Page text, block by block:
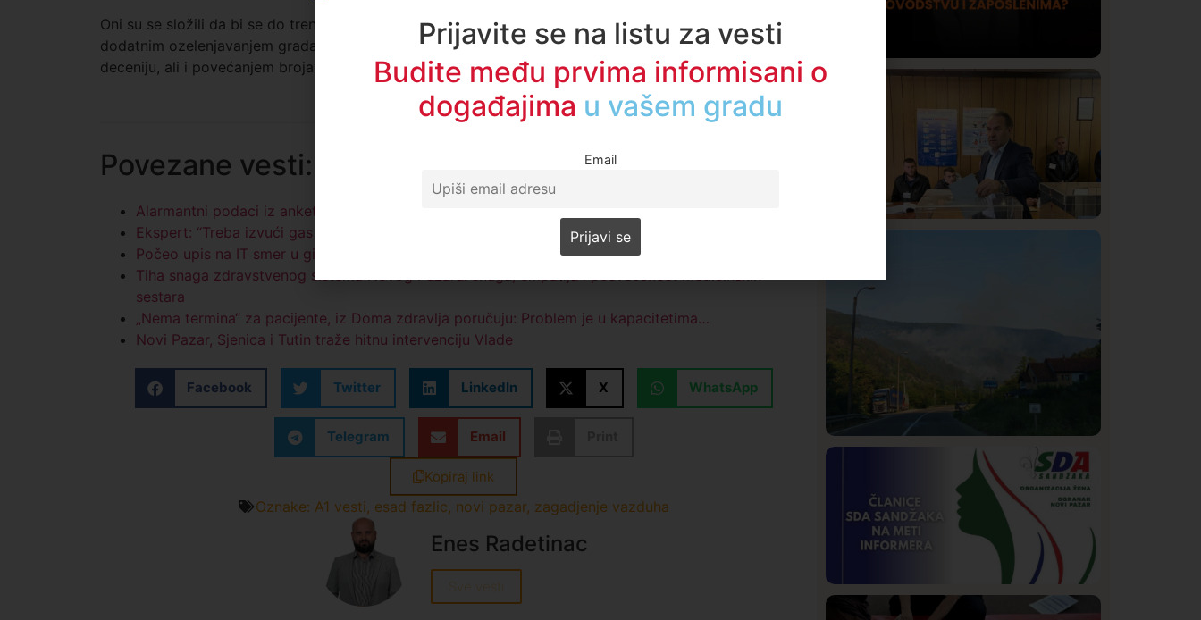
Oni su se složili da bi se do trenutka priključenja Novog Pazara na gasovod stanje moglo poboljšati
dodatnim ozelenjavanjem grada, izgradnjom toplane na biomasu, obilaznicom koja se gradi već
deceniju, ali i povećanjem broja linija i polazaka gradskih autobusa.
Povezane vesti:
Alarmantni podaci iz ankete A1 iz Novog Pazara: Svaka treća osoba se kockala, svaka šesta i…
Ekspert: “Treba izvući gas iz deponije da ne bi više dolazilo do eksplozija” (VIDEO)
Počeo upis na IT smer u gimnaziji: Prijave traju do 8. aprila (VIDEO)
Tiha snaga zdravstvenog sistema Novog Pazara: snaga, empatija i posvećenost medicinskih
sestara
„Nema termina“ za pacijente, iz Doma zdravlja poručuju: Problem je u kapacitetima…
Novi Pazar, Sjenica i Tutin traže hitnu intervenciju Vlade
Facebook Twitter LinkedIn X WhatsApp
Telegram Email
Kopiraj link
Oznake: A1 vesti, esad fazlic, novi pazar, zagadjenje vazduha
Enes Radetinac
Sve vesti
Lončar o Opštoj bolnici u Novom
Pazaru: „Šta glumite? Taksi stanicu?“
predsednika SDPS
Požar od Magliča do Ušća, brda u
plamenu – vatrogasci na terenu
Politika 170
Prijavite se na listu za vesti
Budite među prvima informisani o
događajima u regionu
Email